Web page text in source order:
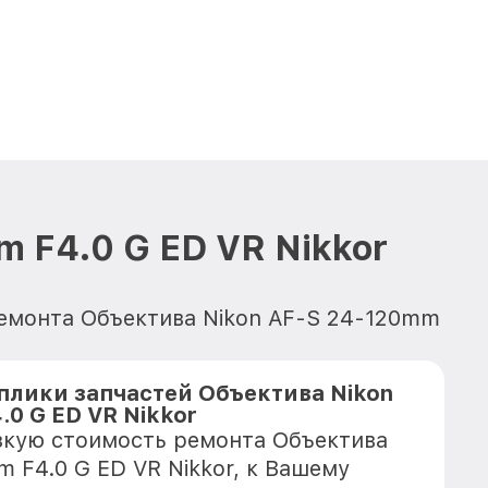
F4.0 G ED VR Nikkor
Объектива Nikon AF-S 24-120mm
запчастей Объектива Nikon
G ED VR Nikkor
стоимость ремонта Объектива
F4.0 G ED VR Nikkor, к Вашему